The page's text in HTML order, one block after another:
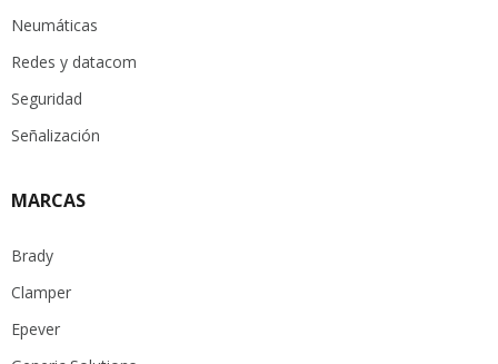
Neumáticas
Redes y datacom
Seguridad
Señalización
MARCAS
Brady
Clamper
Epever